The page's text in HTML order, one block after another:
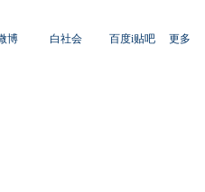
更多开
博 白社会 百度i贴吧